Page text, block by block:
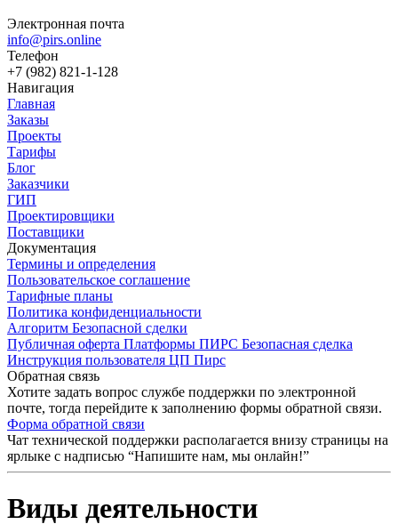
Электронная почта
info@pirs.online
Телефон
+7 (982) 821-1-128
Навигация
Главная
Заказы
Проекты
Тарифы
Блог
Заказчики
ГИП
Проектировщики
Поставщики
Документация
Термины и определения
Пользовательское соглашение
Тарифные планы
Политика конфиденциальности
Алгоритм Безопасной сделки
Публичная оферта Платформы ПИРС Безопасная сделка
Инструкция пользователя ЦП Пирс
Обратная связь
Хотите задать вопрос службе поддержки по электронной
почте, тогда перейдите к заполнению формы обратной связи.
Форма обратной связи
Чат технической поддержки располагается внизу страницы на
ярлыке с надписью “Напишите нам, мы онлайн!”
Виды деятельности